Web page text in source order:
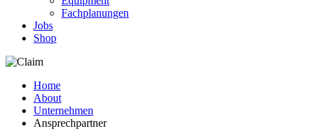
Fachplanungen
Jobs
Shop
Home
About
Unternehmen
Ansprechpartner